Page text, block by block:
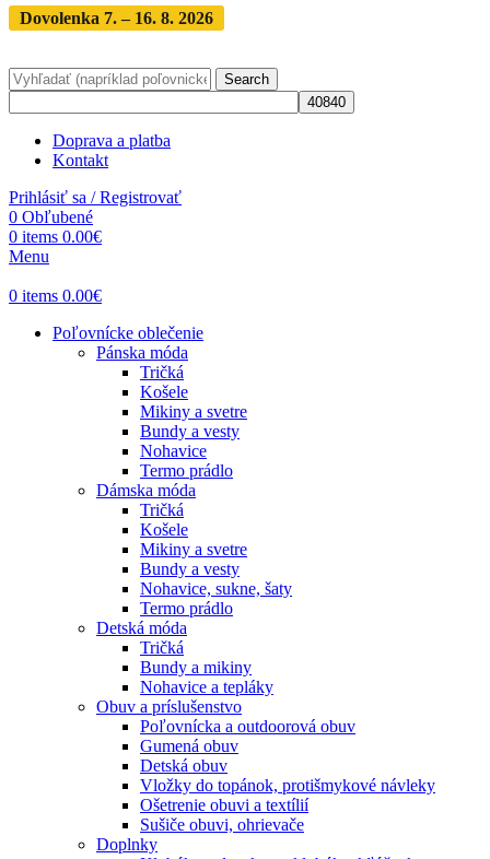
Dovolenka 7. – 16. 8. 2026
Search
Doprava a platba
Kontakt
Prihlásiť sa / Registrovať
0 Obľubené
0 items 0.00€
Menu
0 items 0.00€
Poľovnícke oblečenie
Pánska móda
Tričká
Košele
Mikiny a svetre
Bundy a vesty
Nohavice
Termo prádlo
Dámska móda
Tričká
Košele
Mikiny a svetre
Bundy a vesty
Nohavice, sukne, šaty
Termo prádlo
Detská móda
Tričká
Bundy a mikiny
Nohavice a tepláky
Obuv a príslušenstvo
Poľovnícka a outdoorová obuv
Gumená obuv
Detská obuv
Vložky do topánok, protišmykové návleky
Ošetrenie obuvi a textílií
Sušiče obuvi, ohrievače
Doplnky